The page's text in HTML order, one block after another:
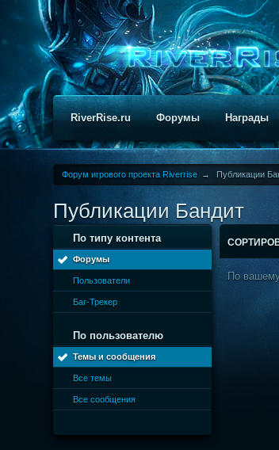
RiverRise.ru Форумы Награды
Форум игрового проекта Riverrise → Публикации
Публикации Бандит
По типу контента
Форумы
Пользователи
Баг-Трекер
По пользователю
Темы и сообщения
Все темы
Все сообщения
По вашему